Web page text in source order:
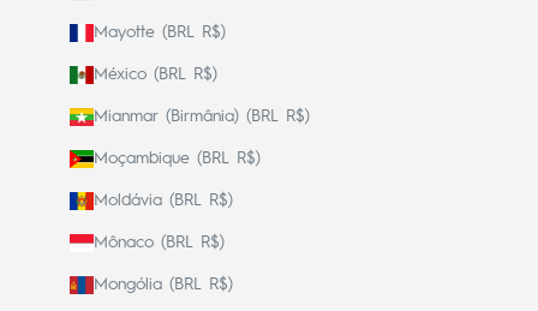
Mayotte (BRL R$)
México (BRL R$)
Mianmar (Birmânia) (BRL R$)
Moçambique (BRL R$)
Moldávia (BRL R$)
Mônaco (BRL R$)
Mongólia (BRL R$)